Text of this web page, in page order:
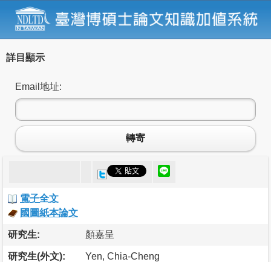
詳目顯示
Email地址:
轉寄
電子全文
國圖紙本論文
研究生: 顏嘉呈
研究生(外文): Yen, Chia-Cheng